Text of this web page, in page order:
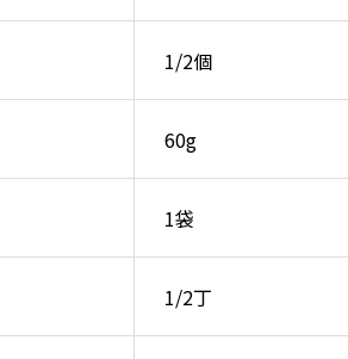
1/2個
60g
1袋
1/2丁